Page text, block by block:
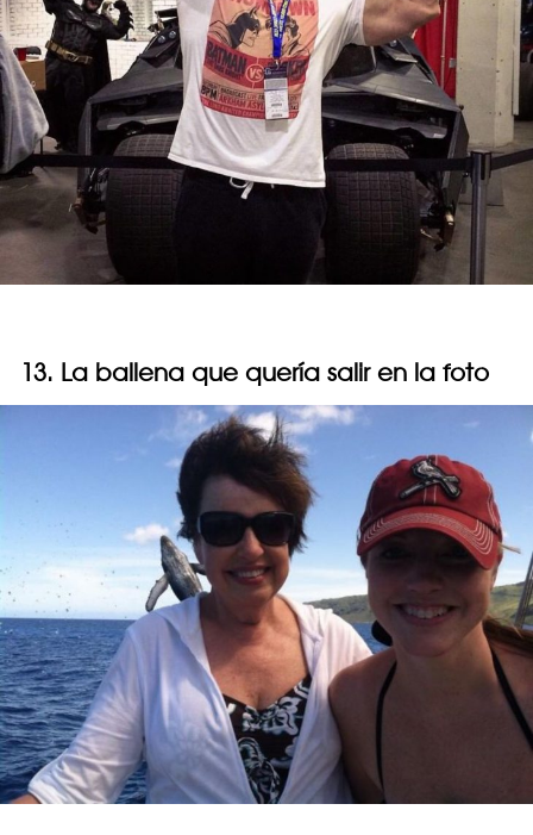
13. La ballena que quería salir en la foto